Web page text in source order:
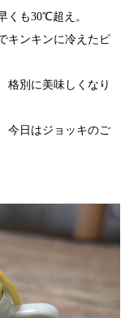
くも30℃超え。
キンキンに冷えたビ
格別に美味しくなり
今日はジョッキのご